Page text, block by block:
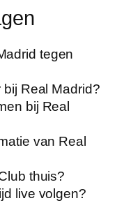
tegen
Real Madrid?
bij Real
van Real
thuis?
live volgen?